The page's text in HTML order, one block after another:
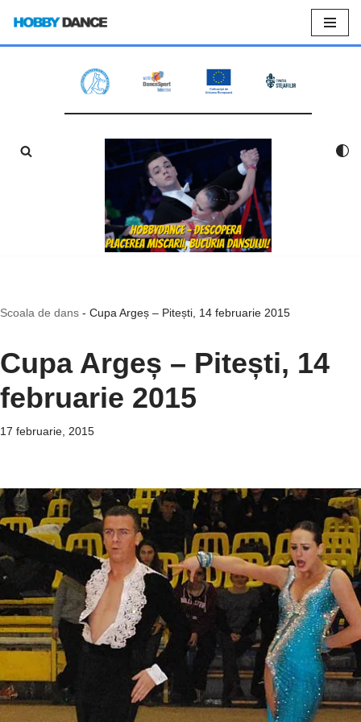
Sari
Scoala de dans - Cupa Argeș – Pitești, 14 februarie 2015
Cupa Argeș – Pitești, 14
februarie 2015
17 februarie, 2015